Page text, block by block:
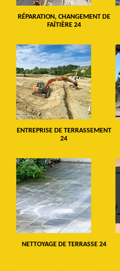
RÉPARATION, CHANGEMENT DE
FAÎTIÈRE 24
ENTREPRISE DE TERRASSEMENT
24
NETTOYAGE DE TERRASSE 24